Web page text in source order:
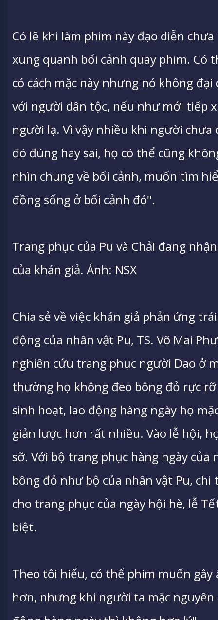
Có lẽ khi làm phim này đạo diễn
xung quanh bối cảnh quay phim. Có
có cách mặc này nhưng nó không
với người dân tộc, nếu như mới tiếp
người lạ. Vì vậy nhiều khi người
đó đúng hay sai, họ có thể cũng
nhìn chung về bối cảnh, muốn tìm
đồng sống ở bối cảnh đó".
Trang phục của Pu và Chải đang
của khán giả. Ảnh: NSX
Chia sẻ về việc khán giả phản ứng
động của nhân vật Pu, TS. Võ Mai
nghiên cứu trang phục người Dao ở
thường họ không đeo bông đỏ rực
sinh hoạt, lao động hàng ngày họ
giản lược hơn rất nhiều. Vào lễ hội,
sỡ. Với bộ trang phục hàng ngày
bông đỏ như bộ của nhân vật Pu,
cho trang phục của ngày hội hè, lễ
biệt.
Theo tôi hiểu, có thể phim muốn
hơn, nhưng khi người ta mặc nguyên